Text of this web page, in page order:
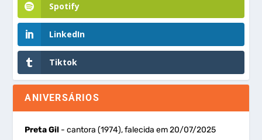
Spotify
LinkedIn
Tiktok
ANIVERSÁRIOS
Preta Gil - cantora (1974), falecida em 20/07/2025